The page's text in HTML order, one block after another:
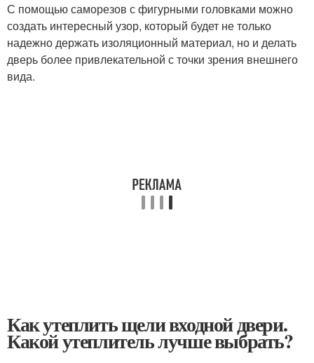
С помощью саморезов с фигурными головками можно
создать интересный узор, который будет не только
надежно держать изоляционный материал, но и делать
дверь более привлекательной с точки зрения внешнего
вида.
Как утеплить щели входной двери.
Какой утеплитель лучше выбрать?